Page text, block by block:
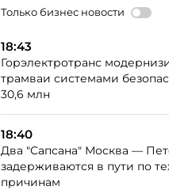
Только бизнес новости
18:43
Горэлектротранс
трамваи системами
30,6 млн
18:40
Два "Сапсана" Москва —
задерживаются в пути по
причинам